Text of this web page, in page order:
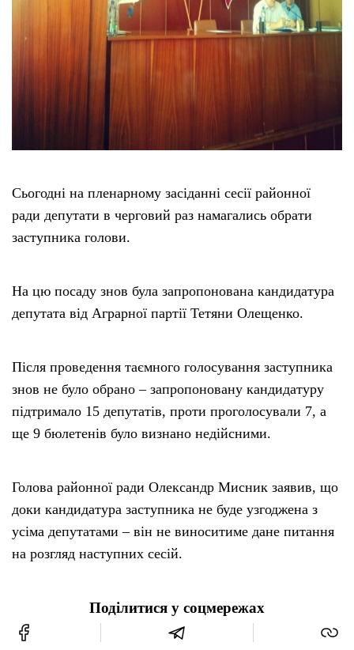
Сьогодні на пленарному засіданні сесії районної
ради депутати в черговий раз намагались обрати
заступника голови.
На цю посаду знов була запропонована кандидатура
депутата від Аграрної партії Тетяни Олещенко.
Після проведення таємного голосування заступника
знов не було обрано – запропоновану кандидатуру
підтримало 15 депутатів, проти проголосували 7, а
ще 9 бюлетенів було визнано недійсними.
Голова районної ради Олександр Мисник заявив, що
доки кандидатура заступника не буде узгоджена з
усіма депутатами – він не виноситиме дане питання
на розгляд наступних сесій.
Поділитися у соцмережах